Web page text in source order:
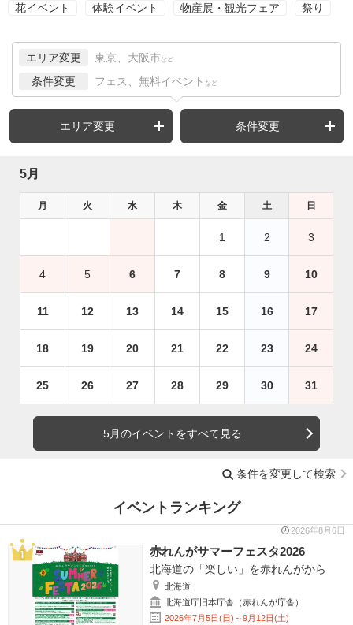
花イベント 体験イベント 物産展・観光フェア 祭り
エリア変更 東京、大阪市 など
条件変更 フェス、無料イベント など
エリア変更 条件変更
5月
月 火 水 木 金 土 日
1 2 3
4 5 6 7 8 9 10
11 12 13 14 15 16 17
18 19 20 21 22 23 24
25 26 27 28 29 30 31
5月のイベントをすべて見る
条件を変更して検索
イベントランキング
2026年8月6日
赤れんがサマーフェスタ2026
北海道の「楽しい」を赤れんがから
北海道
北海道庁旧本庁舎（赤れんが庁舎）
2026年7月5日(日)～9月12日(土)